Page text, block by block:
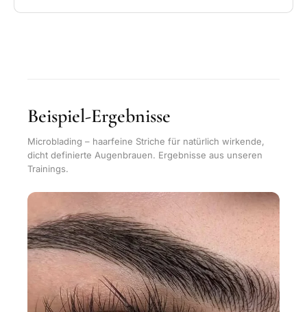
Beispiel-Ergebnisse
Microblading – haarfeine Striche für natürlich wirkende,
dicht definierte Augenbrauen. Ergebnisse aus unseren
Trainings.